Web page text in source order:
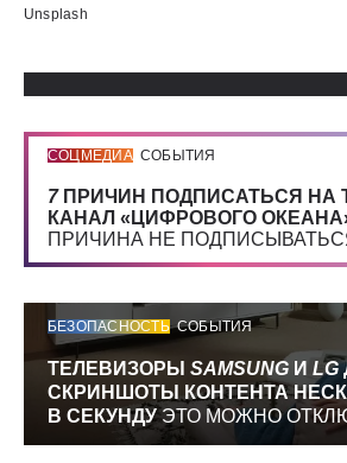
Использованные источники:
Unsplash
СОЦМЕДИА СОБЫТИЯ
7 ПРИЧИН ПОДПИСАТЬСЯ НА
КАНАЛ «ЦИФРОВОГО
ПРИЧИНА НЕ
БЕЗОПАСНОСТЬ СОБЫТИЯ
ТЕЛЕВИЗОРЫ SAMSUNG И LG
СКРИНШОТЫ КОНТЕНТА
В СЕКУНДУЭТО МОЖНО